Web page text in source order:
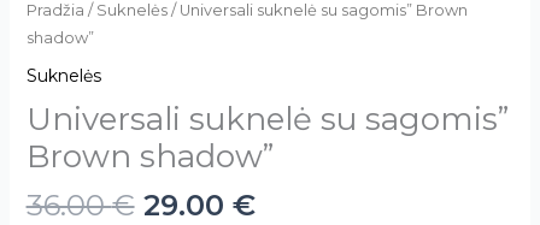
Pradžia / Suknelės/ Universali suknelė su sagomis” Brown
shadow”
Suknelės
Universali suknelė su sagomis”
Brown shadow”
36.00€ 29.00 €